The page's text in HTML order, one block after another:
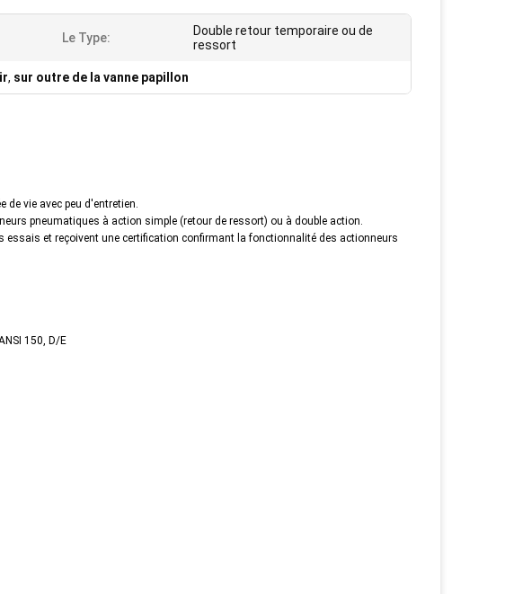
Le Type:
Double retour temporaire ou de
ressort
, sur outre de la vanne papillon
de vie avec peu d'entretien.
pneumatiques à action simple (retour de ressort) ou à double action.
et reçoivent une certification confirmant la fonctionnalité des actionneurs
150, D/E